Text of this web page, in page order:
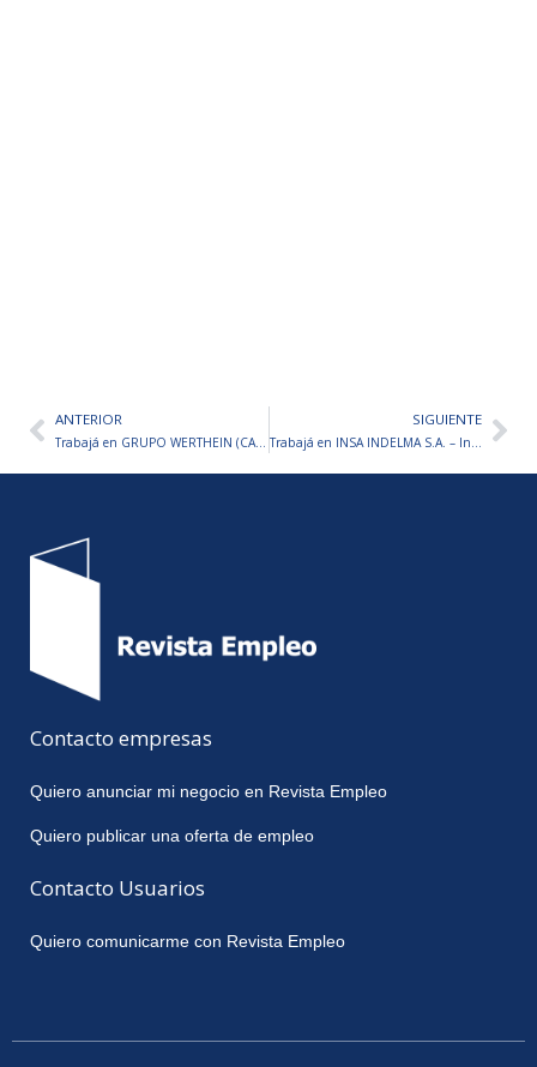
AntANTERIOR
Trabajá en GRUPO WERTHEIN (CACHAMAI, ARROYO VERDE Y MÁS) – Inscripciones Abiertas
SIGUIENTE
Trabajá en INSA INDELMA S.A. – Inscripciones abiertas
Contacto empresas
Quiero anunciar mi negocio en Revista Empleo
Quiero publicar una oferta de empleo
Contacto Usuarios
Quiero comunicarme con Revista Empleo